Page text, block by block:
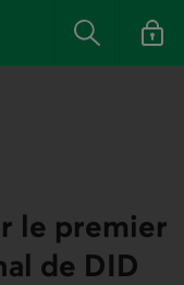
Rechercher
Se
le premier
de DID